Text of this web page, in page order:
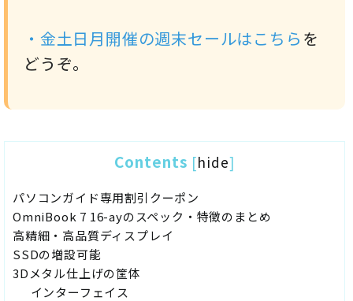
・金土日月開催の週末セールはこちら を
どうぞ。
Contents [hide]
パソコンガイド専用割引クーポン
OmniBook 7 16-ayのスペック・特徴のまとめ
高精細・高品質ディスプレイ
SSDの増設可能
3Dメタル仕上げの筐体
インターフェイス